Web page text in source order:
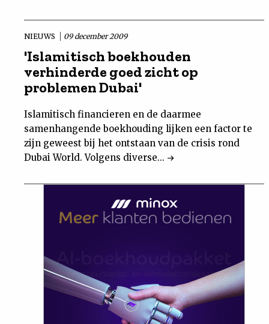
NIEUWS 09 december 2009
'Islamitisch boekhouden
verhinderde goed zicht op
problemen Dubai'
Islamitisch financieren en de daarmee
samenhangende boekhouding lijken een factor te
zijn geweest bij het ontstaan van de crisis rond
Dubai World. Volgens diverse...